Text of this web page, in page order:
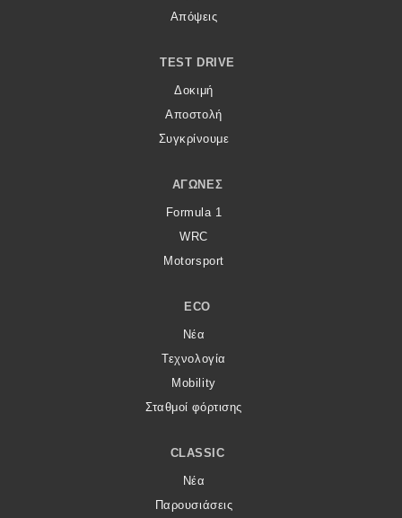
Απόψεις
TEST DRIVE
Δοκιμή
Αποστολή
Συγκρίνουμε
ΑΓΏΝΕΣ
Formula 1
WRC
Motorsport
ECO
Νέα
Τεχνολογία
Mobility
Σταθμοί φόρτισης
CLASSIC
Νέα
Παρουσιάσεις